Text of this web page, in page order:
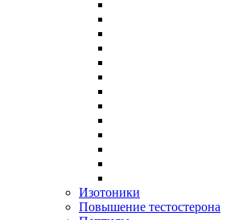
Изотоники
Повышение тестостерона